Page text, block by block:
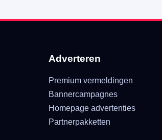
Adverteren
Premium vermeldingen
Bannercampagnes
Homepage advertenties
Partnerpakketten